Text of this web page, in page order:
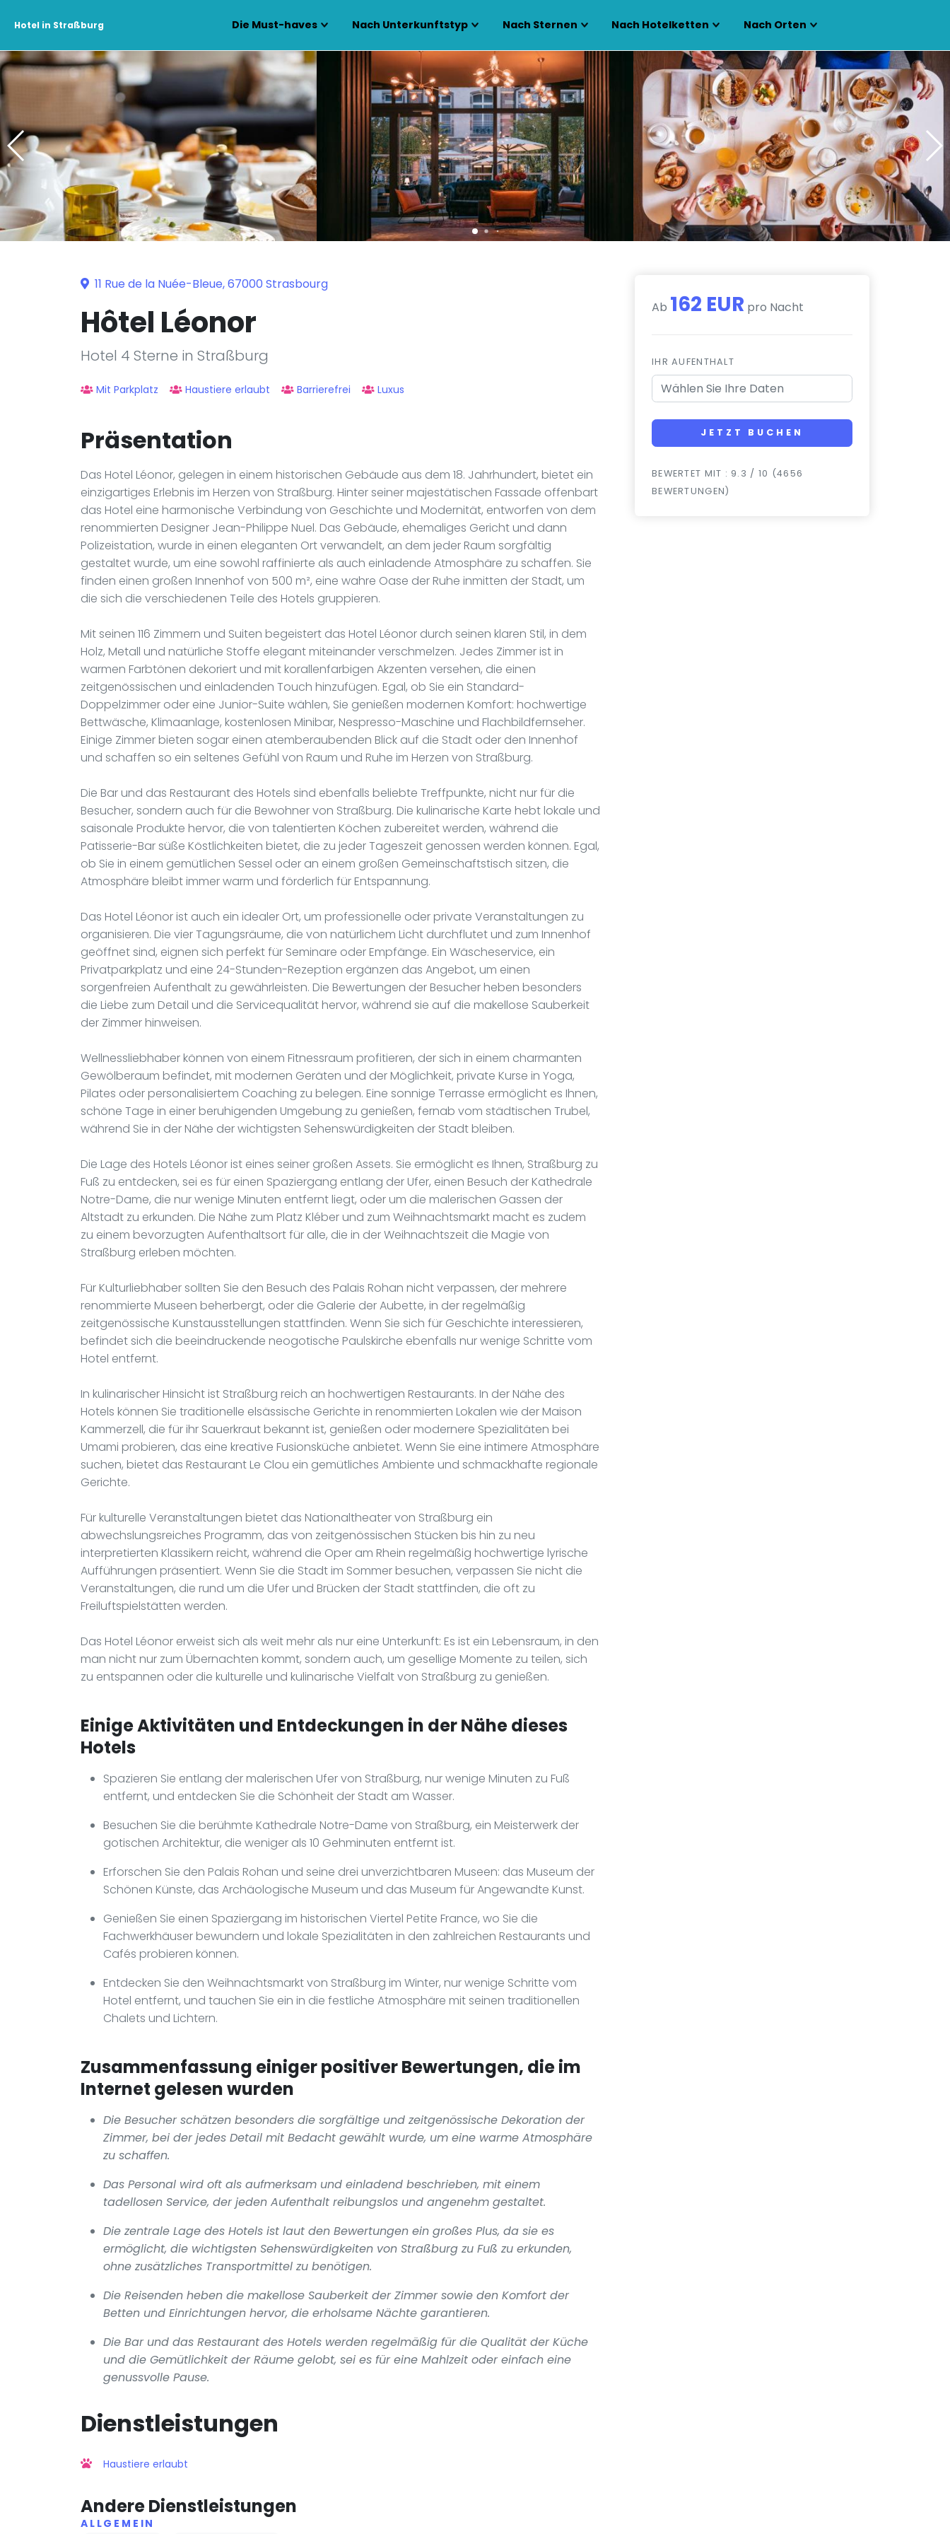
Hotel in Straßburg Die Must-haves Nach Unterkunftstyp Nach Sternen Nach Hotelketten Nach Orten
11 Rue de la Nuée-Bleue, 67000 Strasbourg
Hôtel Léonor
Hotel 4 Sterne in Straßburg
Mit Parkplatz Haustiere erlaubt Barrierefrei Luxus
Präsentation
Das Hotel Léonor, gelegen in einem historischen Gebäude aus dem 18. Jahrhundert, bietet ein
einzigartiges Erlebnis im Herzen von Straßburg. Hinter seiner majestätischen Fassade offenbart
das Hotel eine harmonische Verbindung von Geschichte und Modernität, entworfen von dem
renommierten Designer Jean-Philippe Nuel. Das Gebäude, ehemaliges Gericht und dann
Polizeistation, wurde in einen eleganten Ort verwandelt, an dem jeder Raum sorgfältig
gestaltet wurde, um eine sowohl raffinierte als auch einladende Atmosphäre zu schaffen. Sie
finden einen großen Innenhof von 500 m², eine wahre Oase der Ruhe inmitten der Stadt, um
die sich die verschiedenen Teile des Hotels gruppieren.
Mit seinen 116 Zimmern und Suiten begeistert das Hotel Léonor durch seinen klaren Stil, in dem
Holz, Metall und natürliche Stoffe elegant miteinander verschmelzen. Jedes Zimmer ist in
warmen Farbtönen dekoriert und mit korallenfarbigen Akzenten versehen, die einen
zeitgenössischen und einladenden Touch hinzufügen. Egal, ob Sie ein Standard-
Doppelzimmer oder eine Junior-Suite wählen, Sie genießen modernen Komfort: hochwertige
Bettwäsche, Klimaanlage, kostenlosen Minibar, Nespresso-Maschine und Flachbildfernseher.
Einige Zimmer bieten sogar einen atemberaubenden Blick auf die Stadt oder den Innenhof
und schaffen so ein seltenes Gefühl von Raum und Ruhe im Herzen von Straßburg.
Die Bar und das Restaurant des Hotels sind ebenfalls beliebte Treffpunkte, nicht nur für die
Besucher, sondern auch für die Bewohner von Straßburg. Die kulinarische Karte hebt lokale und
saisonale Produkte hervor, die von talentierten Köchen zubereitet werden, während die
Patisserie-Bar süße Köstlichkeiten bietet, die zu jeder Tageszeit genossen werden können. Egal,
ob Sie in einem gemütlichen Sessel oder an einem großen Gemeinschaftstisch sitzen, die
Atmosphäre bleibt immer warm und förderlich für Entspannung.
Das Hotel Léonor ist auch ein idealer Ort, um professionelle oder private Veranstaltungen zu
organisieren. Die vier Tagungsräume, die von natürlichem Licht durchflutet und zum Innenhof
geöffnet sind, eignen sich perfekt für Seminare oder Empfänge. Ein Wäscheservice, ein
Privatparkplatz und eine 24-Stunden-Rezeption ergänzen das Angebot, um einen
sorgenfreien Aufenthalt zu gewährleisten. Die Bewertungen der Besucher heben besonders
die Liebe zum Detail und die Servicequalität hervor, während sie auf die makellose Sauberkeit
der Zimmer hinweisen.
Wellnessliebhaber können von einem Fitnessraum profitieren, der sich in einem charmanten
Gewölberaum befindet, mit modernen Geräten und der Möglichkeit, private Kurse in Yoga,
Pilates oder personalisiertem Coaching zu belegen. Eine sonnige Terrasse ermöglicht es Ihnen,
schöne Tage in einer beruhigenden Umgebung zu genießen, fernab vom städtischen Trubel,
während Sie in der Nähe der wichtigsten Sehenswürdigkeiten der Stadt bleiben.
Die Lage des Hotels Léonor ist eines seiner großen Assets. Sie ermöglicht es Ihnen, Straßburg zu
Fuß zu entdecken, sei es für einen Spaziergang entlang der Ufer, einen Besuch der Kathedrale
Notre-Dame, die nur wenige Minuten entfernt liegt, oder um die malerischen Gassen der
Altstadt zu erkunden. Die Nähe zum Platz Kléber und zum Weihnachtsmarkt macht es zudem
zu einem bevorzugten Aufenthaltsort für alle, die in der Weihnachtszeit die Magie von
Straßburg erleben möchten.
Für Kulturliebhaber sollten Sie den Besuch des Palais Rohan nicht verpassen, der mehrere
renommierte Museen beherbergt, oder die Galerie der Aubette, in der regelmäßig
zeitgenössische Kunstausstellungen stattfinden. Wenn Sie sich für Geschichte interessieren,
befindet sich die beeindruckende neogotische Paulskirche ebenfalls nur wenige Schritte vom
Hotel entfernt.
In kulinarischer Hinsicht ist Straßburg reich an hochwertigen Restaurants. In der Nähe des
Hotels können Sie traditionelle elsässische Gerichte in renommierten Lokalen wie der Maison
Kammerzell, die für ihr Sauerkraut bekannt ist, genießen oder modernere Spezialitäten bei
Umami probieren, das eine kreative Fusionsküche anbietet. Wenn Sie eine intimere Atmosphäre
suchen, bietet das Restaurant Le Clou ein gemütliches Ambiente und schmackhafte regionale
Gerichte.
Für kulturelle Veranstaltungen bietet das Nationaltheater von Straßburg ein
abwechslungsreiches Programm, das von zeitgenössischen Stücken bis hin zu neu
interpretierten Klassikern reicht, während die Oper am Rhein regelmäßig hochwertige lyrische
Aufführungen präsentiert. Wenn Sie die Stadt im Sommer besuchen, verpassen Sie nicht die
Veranstaltungen, die rund um die Ufer und Brücken der Stadt stattfinden, die oft zu
Freiluftspielstätten werden.
Das Hotel Léonor erweist sich als weit mehr als nur eine Unterkunft: Es ist ein Lebensraum, in den
man nicht nur zum Übernachten kommt, sondern auch, um gesellige Momente zu teilen, sich
zu entspannen oder die kulturelle und kulinarische Vielfalt von Straßburg zu genießen.
Einige Aktivitäten und Entdeckungen in der Nähe dieses
Hotels
Spazieren Sie entlang der malerischen Ufer von Straßburg, nur wenige Minuten zu Fuß
entfernt, und entdecken Sie die Schönheit der Stadt am Wasser.
Besuchen Sie die berühmte Kathedrale Notre-Dame von Straßburg, ein Meisterwerk der
gotischen Architektur, die weniger als 10 Gehminuten entfernt ist.
Erforschen Sie den Palais Rohan und seine drei unverzichtbaren Museen: das Museum der
Schönen Künste, das Archäologische Museum und das Museum für Angewandte Kunst.
Genießen Sie einen Spaziergang im historischen Viertel Petite France, wo Sie die
Fachwerkhäuser bewundern und lokale Spezialitäten in den zahlreichen Restaurants und
Cafés probieren können.
Entdecken Sie den Weihnachtsmarkt von Straßburg im Winter, nur wenige Schritte vom
Hotel entfernt, und tauchen Sie ein in die festliche Atmosphäre mit seinen traditionellen
Chalets und Lichtern.
Zusammenfassung einiger positiver Bewertungen, die im
Internet gelesen wurden
Die Besucher schätzen besonders die sorgfältige und zeitgenössische Dekoration der
Zimmer, bei der jedes Detail mit Bedacht gewählt wurde, um eine warme Atmosphäre
zu schaffen.
Das Personal wird oft als aufmerksam und einladend beschrieben, mit einem
tadellosen Service, der jeden Aufenthalt reibungslos und angenehm gestaltet.
Die zentrale Lage des Hotels ist laut den Bewertungen ein großes Plus, da sie es
ermöglicht, die wichtigsten Sehenswürdigkeiten von Straßburg zu Fuß zu erkunden,
ohne zusätzliches Transportmittel zu benötigen.
Die Reisenden heben die makellose Sauberkeit der Zimmer sowie den Komfort der
Betten und Einrichtungen hervor, die erholsame Nächte garantieren.
Die Bar und das Restaurant des Hotels werden regelmäßig für die Qualität der Küche
und die Gemütlichkeit der Räume gelobt, sei es für eine Mahlzeit oder einfach eine
genussvolle Pause.
Dienstleistungen
Haustiere erlaubt
Andere Dienstleistungen
ALLGEMEIN
Ab 162 EUR pro Nacht
IHR AUFENTHALT
JETZT BUCHEN
BEWERTET MIT : 9.3 / 10 (4656
BEWERTUNGEN)